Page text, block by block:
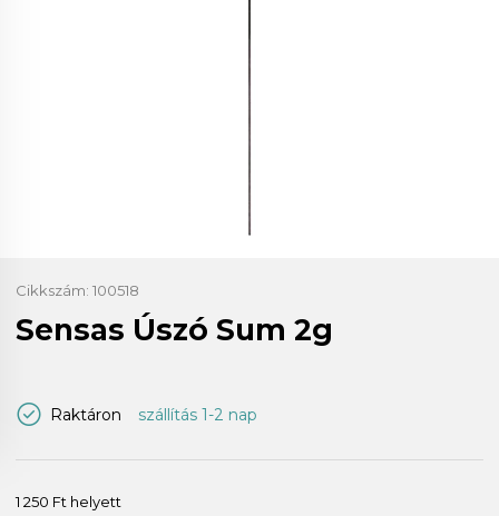
Cikkszám: 100518
Sensas Úszó Sum 2g
Raktáron szállítás 1-2 nap
1 250 Ft helyett